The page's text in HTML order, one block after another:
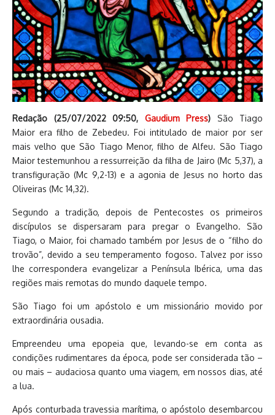
Redação (25/07/2022 09:50, Gaudium Press) São Tiago
Maior era filho de Zebedeu. Foi intitulado de maior por ser
mais velho que São Tiago Menor, filho de Alfeu. São Tiago
Maior testemunhou a ressurreição da filha de Jairo (Mc 5,37), a
transfiguração (Mc 9,2-13) e a agonia de Jesus no horto das
Oliveiras (Mc 14,32).
Segundo a tradição, depois de Pentecostes os primeiros
discípulos se dispersaram para pregar o Evangelho. São
Tiago, o Maior, foi chamado também por Jesus de o “filho do
trovão”, devido a seu temperamento fogoso. Talvez por isso
lhe correspondera evangelizar a Península Ibérica, uma das
regiões mais remotas do mundo daquele tempo.
São Tiago foi um apóstolo e um missionário movido por
extraordinária ousadia.
Empreendeu uma epopeia que, levando-se em conta as
condições rudimentares da época, pode ser considerada tão –
ou mais – audaciosa quanto uma viagem, em nossos dias, até
a lua.
Após conturbada travessia marítima, o apóstolo desembarcou